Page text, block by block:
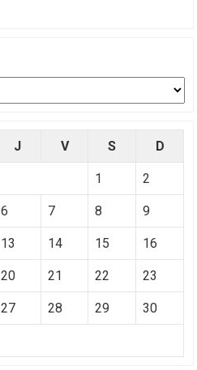
J V S D
1 2
6 7 8 9
13 14 15 16
20 21 22 23
27 28 29 30